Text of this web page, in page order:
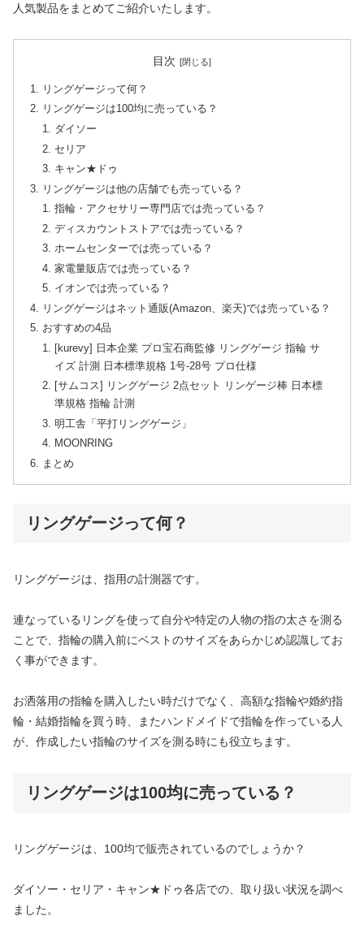
人気製品をまとめてご紹介いたします。
目次
リングゲージって何？
リングゲージは100均に売っている？
ダイソー
セリア
キャン★ドゥ
リングゲージは他の店舗でも売っている？
指輪・アクセサリー専門店では売っている？
ディスカウントストアでは売っている？
ホームセンターでは売っている？
家電量販店では売っている？
イオンでは売っている？
リングゲージはネット通販(Amazon、楽天)では売っている？
おすすめの4品
[kurevy] 日本企業 プロ宝石商監修 リングゲージ 指輪 サ
イズ 計測 日本標準規格 1号-28号 プロ仕様
[サムコス] リングゲージ 2点セット リンゲージ棒 日本標
準規格 指輪 計測
明工舎「平打リングゲージ」
MOONRING
まとめ
リングゲージって何？
リングゲージは、指用の計測器です。
連なっているリングを使って自分や特定の人物の指の太さを測る
ことで、指輪の購入前にベストのサイズをあらかじめ認識してお
く事ができます。
お洒落用の指輪を購入したい時だけでなく、高額な指輪や婚約指
輪・結婚指輪を買う時、またハンドメイドで指輪を作っている人
が、作成したい指輪のサイズを測る時にも役立ちます。
リングゲージは100均に売っている？
リングゲージは、100均で販売されているのでしょうか？
ダイソー・セリア・キャン★ドゥ各店での、取り扱い状況を調べ
ました。